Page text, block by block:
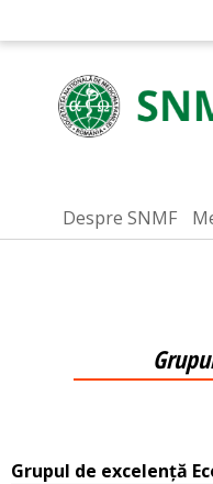
Despre SNMF
Grupul de excelență